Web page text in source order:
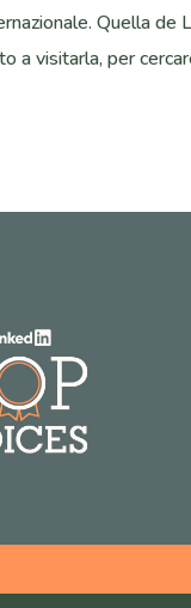
Quella de
a visitarla, per